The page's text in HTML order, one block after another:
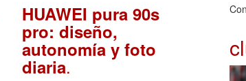
HUAWEI pura 90s
pro: diseño,
autonomía y foto
diaria.